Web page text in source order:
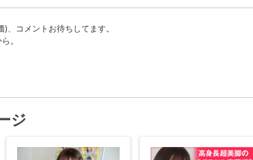
、コメントお待ちしてます。
。
ジ